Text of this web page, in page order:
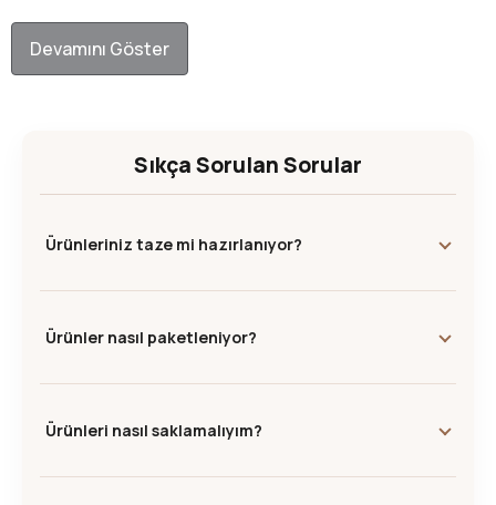
Devamını Göster
Sıkça Sorulan Sorular
Ürünleriniz taze mi hazırlanıyor?
Ürünler nasıl paketleniyor?
Ürünleri nasıl saklamalıyım?